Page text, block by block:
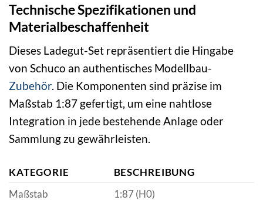
Technische Spezifikationen und
Materialbeschaffenheit
Dieses Ladegut-Set repräsentiert die Hingabe
von Schuco an authentisches Modellbau-
Zubehör. Die Komponenten sind präzise im
Maßstab 1:87 gefertigt, um eine nahtlose
Integration in jede bestehende Anlage oder
Sammlung zu gewährleisten.
KATEGORIE
BESCHREIBUNG
Maßstab
1:87 (H0)